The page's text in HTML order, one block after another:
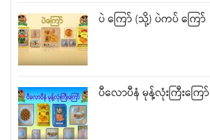
ပဲ ကြော် (သို့) ပဲကပ် ကြော်
ပီလောပီနံ မုန့်လုံးကြီးကြော်